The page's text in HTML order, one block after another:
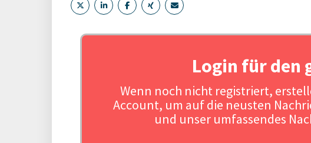
Login für den
Wenn noch nicht registriert,
Account, um auf die neusten
und unser umfassendes